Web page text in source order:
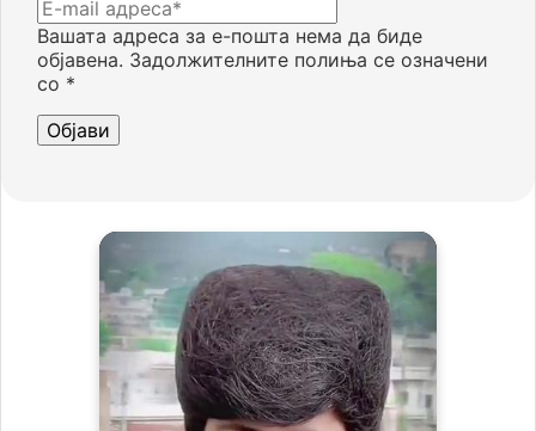
Вашата адреса за е-пошта нема да биде
објавена. Задолжителните полиња се означени
со *